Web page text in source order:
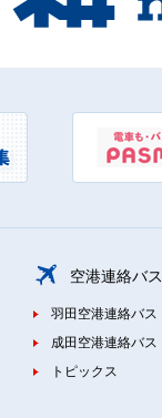
空港連絡バス
羽田空港連絡バス
成田空港連絡バス
トピックス